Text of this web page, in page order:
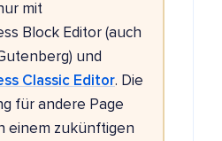
mit
Block Editor (auch
und
Classic Editor. Die
für andere Page
einem zukünftigen